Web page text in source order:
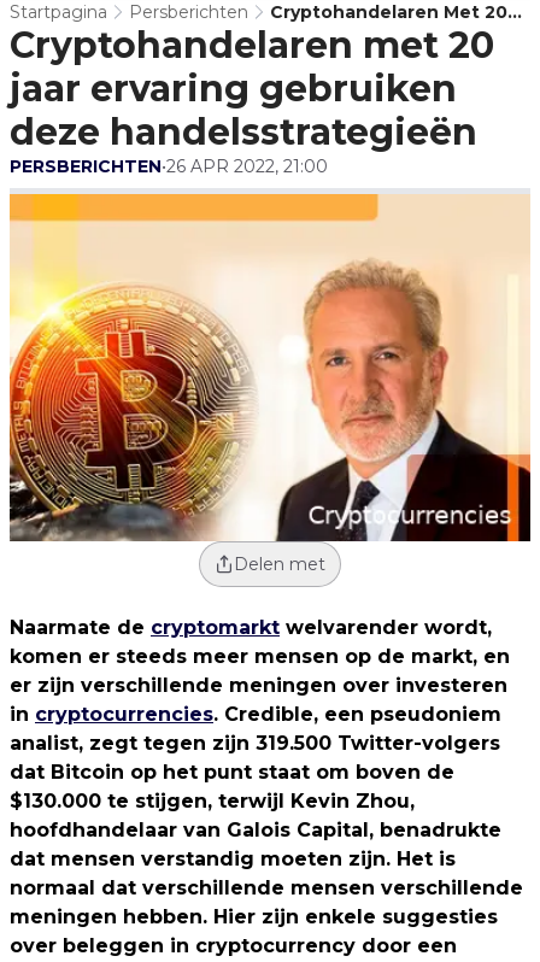
Startpagina Persberichten
Cryptohandelaren Met 20
Jaar Ervaring Gebruiken
Deze Handelsstrategieën
Cryptohandelaren met 20
jaar ervaring gebruiken
deze handelsstrategieën
PERSBERICHTEN•26 APR 2022, 21:00
Delen met
Naarmate de cryptomarkt welvarender wordt,
komen er steeds meer mensen op de markt, en
er zijn verschillende meningen over investeren
in cryptocurrencies. Credible, een pseudoniem
analist, zegt tegen zijn 319.500 Twitter-volgers
dat Bitcoin op het punt staat om boven de
$130.000 te stijgen, terwijl Kevin Zhou,
hoofdhandelaar van Galois Capital, benadrukte
dat mensen verstandig moeten zijn. Het is
normaal dat verschillende mensen verschillende
meningen hebben. Hier zijn enkele suggesties
over beleggen in cryptocurrency door een